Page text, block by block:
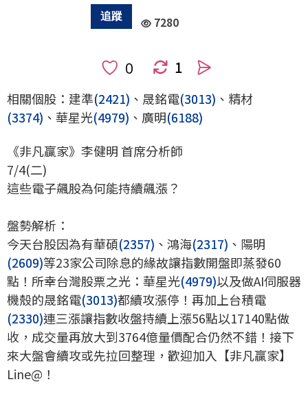
7280
1
相關個股：建準(2421) 、晟銘電(3013) 、精材
(3374) 、華星光(4979) 、廣明(6188)
《非凡贏家》李健明 首席分析師
7/4(二)
這些電子飆股為何能持續飆漲？
盤勢解析：
今天台股因為有華碩(2357) 、鴻海(2317) 、陽明
(2609)等23家公司除息的緣故讓指數開盤即蒸發60
點！所幸台灣股票之光：華星光(4979)以及做AI伺服器
機殼的晟銘電(3013)都續攻漲停！再加上台積電
(2330)連三漲讓指數收盤持續上漲56點以17140點做
收，成交量再放大到3764億量價配合仍然不錯！接下
來大盤會續攻或先拉回整理，歡迎加入【非凡贏家】
Line@！